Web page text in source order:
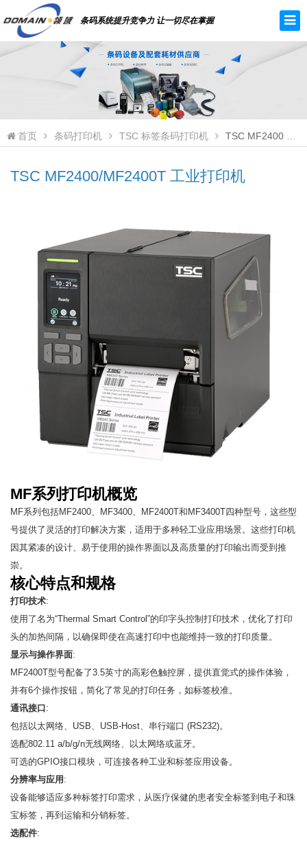
条码系统提升竞争力 让一切尽在掌握
首页 条码打印机 TSC 标签条码打印机 TSC MF2400 工业打印机
TSC MF2400/MF2400T 工业打印机
MF系列打印机概览
MF系列包括MF2400、MF3400、MF2400T和MF3400T四种型号，这些型
号提供了灵活的打印解决方案，适用于多种轻工业应用场景。这些打印机
因其紧凑的设计、易于使用的操作界面以及高质量的打印输出而受到推
崇。
核心特点和规格
打印技术:
使用了名为“Thermal Smart Control”的印字头控制打印技术，优化了打印
头的加热间隔，以确保即使在高速打印中也能维持一致的打印质量。
显示与操作界面:
MF2400T型号配备了3.5英寸的高彩色触控屏，提供直觉式的操作体验，
并有6个操作按钮，简化了常见的打印任务，如标签校准。
通讯接口 :
包括以太网络、USB、USB-Host、串行端口 (RS232)。
选配802.11 a/b/g/n无线网络、以太网络或蓝牙。
可选的GPIO接口模块，可连接各种工业和标签应用设备。
分辨率与应用 :
设备能够适应多种标签打印需求，从医疗保健的患者安全标签到电子和珠
宝标签，再到运输和分销标签。
选配件: